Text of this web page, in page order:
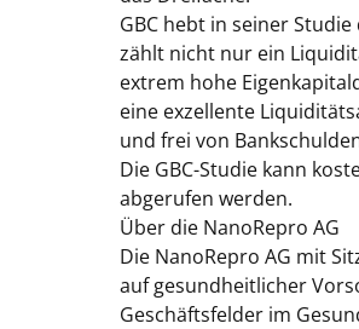
GBC hebt in seiner
zählt nicht nur ein
extrem hohe
eine exzellente
und frei von
Die GBC-Studie kann
abgerufen werden.
Über die NanoRepro AG
Die NanoRepro AG mit
auf gesundheitlicher
Geschäftsfelder im